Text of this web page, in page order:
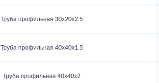
Труба профильная 30х20х2.5
Труба профильная 40х40х1.5
Труба профильная 40х40х2